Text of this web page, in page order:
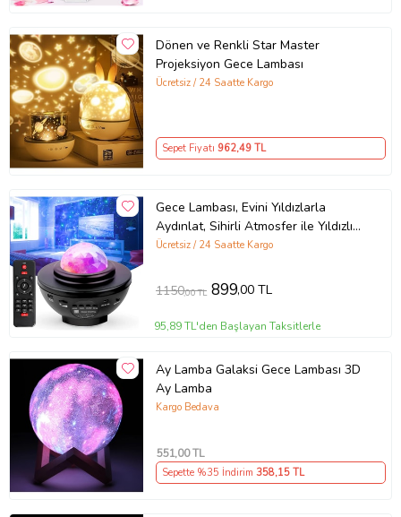
Dönen ve Renkli Star Master
Projeksiyon Gece Lambası
Ücretsiz / 24 Saatte Kargo
Sepet Fiyatı 962,49 TL
Gece Lambası, Evini Yıldızlarla
Aydınlat, Sihirli Atmosfer ile Yıldızlı
Geceler Projektör Bluetooth
Ücretsiz / 24 Saatte Kargo
1150,00 TL 899,00 TL
95,89 TL'den Başlayan Taksitlerle
Ay Lamba Galaksi Gece Lambası 3D
Ay Lamba
Kargo Bedava
551,00 TL
Sepette %35 İndirim 358,15 TL